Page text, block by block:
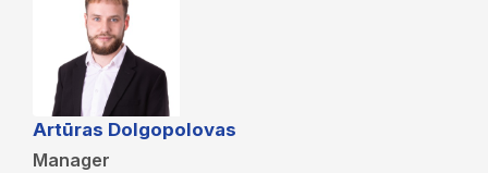
Artūras Dolgopolovas
Manager